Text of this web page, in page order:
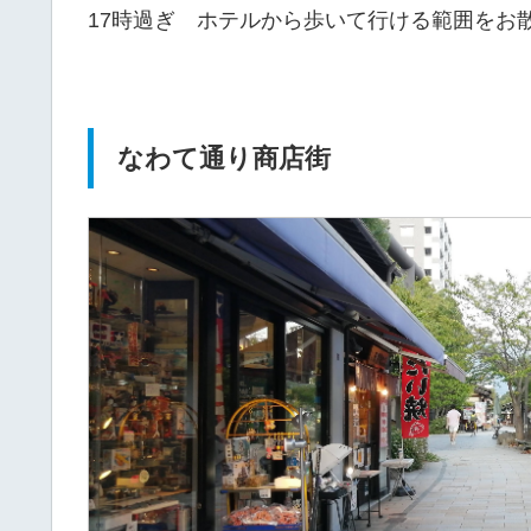
17時過ぎ ホテルから歩いて行ける範囲をお
なわて通り商店街